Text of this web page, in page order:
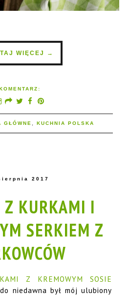
WIĘCEJ →
GŁÓWNE KUCHNIA POLSKA
2017
Z KURKAMI I
SERKIEM Z
Z KREMOWYM SOSIE
niedawna był mój ulubiony